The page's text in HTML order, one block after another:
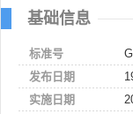
基础信息
标准号
发布日期
实施日期